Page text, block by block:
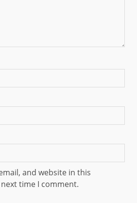
and website in this
time I comment.